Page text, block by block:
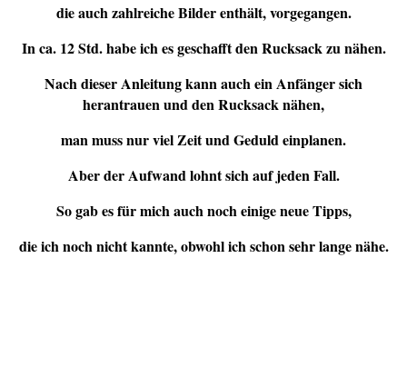
die auch zahlreiche Bilder enthält, vorgegangen.
In ca. 12 Std. habe ich es geschafft den Rucksack zu nähen.
Nach dieser Anleitung kann auch ein Anfänger sich
herantrauen und den Rucksack nähen,
man muss nur viel Zeit und Geduld einplanen.
Aber der Aufwand lohnt sich auf jeden Fall.
So gab es für mich auch noch einige neue Tipps,
die ich noch nicht kannte, obwohl ich schon sehr lange nähe.